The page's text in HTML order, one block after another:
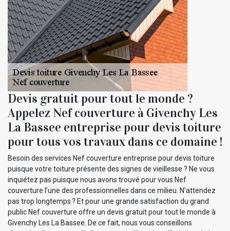
Devis gratuit pour tout le monde ?
Appelez Nef couverture à Givenchy Les
La Bassee entreprise pour devis toiture
pour tous vos travaux dans ce domaine !
Besoin des services Nef couverture entreprise pour devis toiture
puisque votre toiture présente des signes de vieillesse ? Ne vous
inquiétez pas puisque nous avons trouvé pour vous Nef
couverture l’une des professionnelles dans ce milieu. N’attendez
pas trop longtemps ? Et pour une grande satisfaction du grand
public Nef couverture offre un devis gratuit pour tout le monde à
Givenchy Les La Bassee. De ce fait, nous vous conseillons